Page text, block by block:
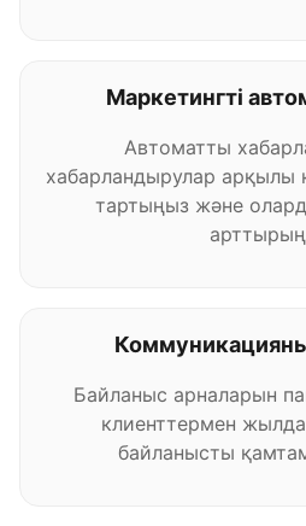
Маркетингті
Автоматты
хабарландырулар арқылы
тартыңыз және
Байланыс арналарын
клиенттермен
байланысты